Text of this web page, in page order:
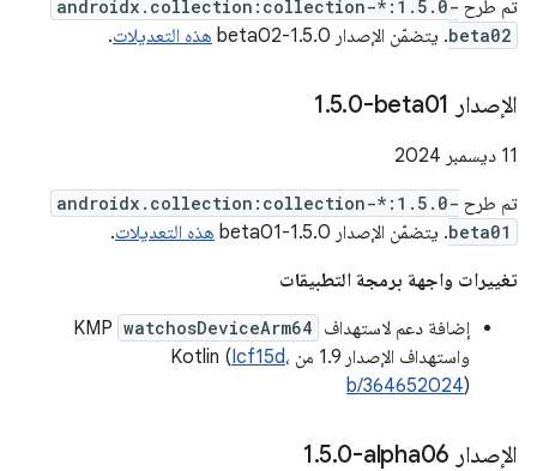
تم طرح androidx.collection:collection-*:1.5.0-
beta02. يتضمّن الإصدار 1.5.0-beta02 هذه التعديلات.
الإصدار ‎1 .5.0-beta01
‫11 ديسمبر 2024
تم طرح androidx.collection:collection-*:1.5.0-
beta01. يتضمّن الإصدار 1.5.0-beta01 هذه التعديلات.
تغييرات واجهة برمجة التطبيقات
إضافة دعم لاستهداف watchosDeviceArm64
KMP
واستهداف الإصدار 1.9 من Kotlin (
Icf15d،
b/364652024)
الإصدار ‎1 .5.0-alpha06